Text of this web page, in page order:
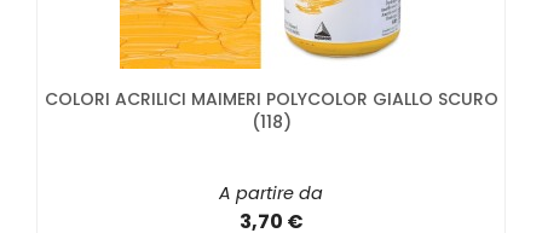
COLORI ACRILICI MAIMERI POLYCOLOR GIALLO SCURO
(118)
A partire da
3,70 €